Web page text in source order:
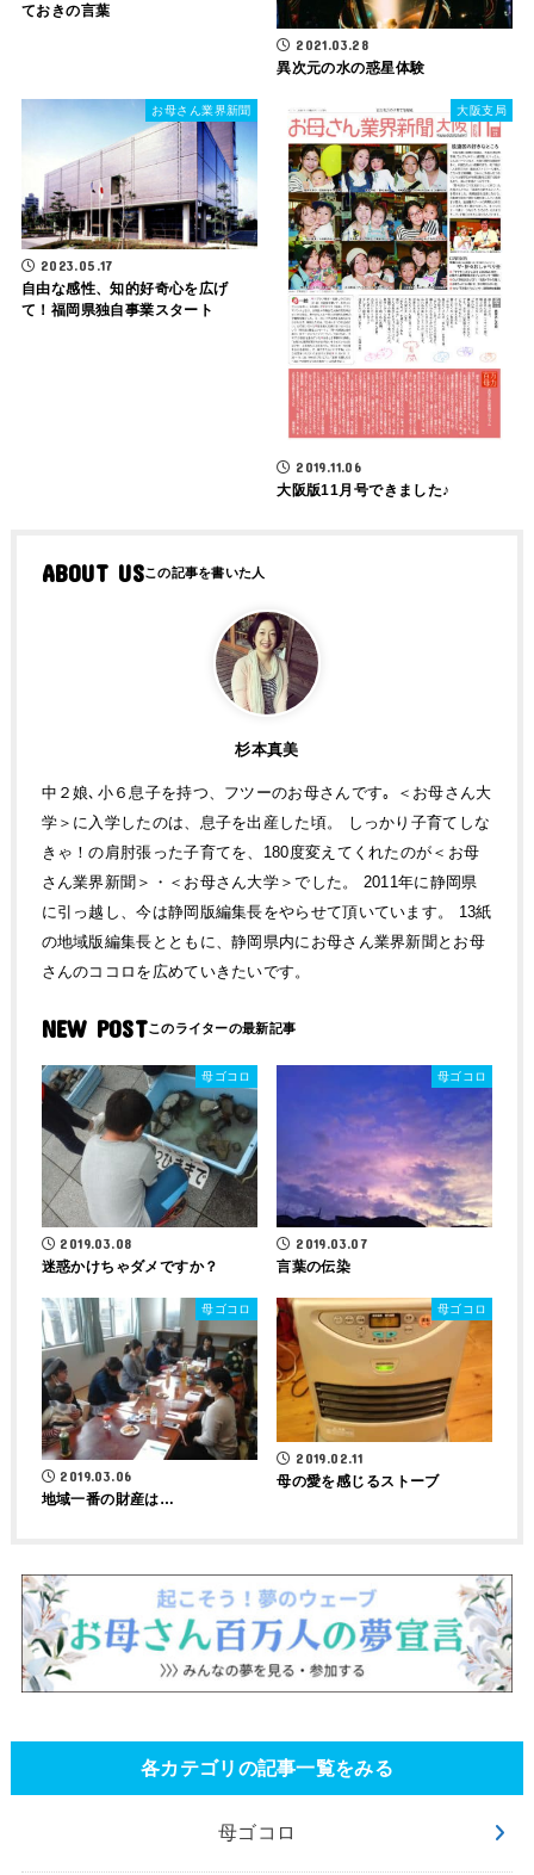
ておきの言葉
2021.03.28
異次元の水の惑星体験
お母さん業界新聞
2023.05.17
自由な感性、知的好奇心を広げ
て！福岡県独自事業スタート
大阪支局
2019.11.06
大阪版11月号できました♪
ABOUT US
杉本真美
中２娘､小６息子を持つ、フツーのお母さんです｡ ＜お母さん大
学＞に入学したのは、息子を出産した頃。 しっかり子育てしな
きゃ！の肩肘張った子育てを、180度変えてくれたのが＜お母
さん業界新聞＞・＜お母さん大学＞でした。 2011年に静岡県
に引っ越し、今は静岡版編集長をやらせて頂いています。 13紙
の地域版編集長とともに、静岡県内にお母さん業界新聞とお母
さんのココロを広めていきたいです。
NEW POST
母ゴコロ
2019.03.08
迷惑かけちゃダメですか？
母ゴコロ
2019.03.07
言葉の伝染
母ゴコロ
2019.03.06
地域一番の財産は…
母ゴコロ
2019.02.11
母の愛を感じるストーブ
各カテゴリの記事一覧をみる
母ゴコロ